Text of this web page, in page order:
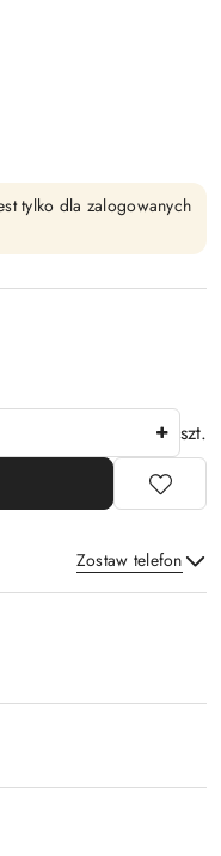
tylko dla zalogowanych
szt.
Zostaw telefon